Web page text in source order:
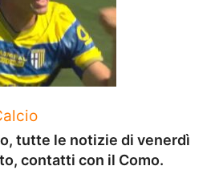
tutte le notizie di venerdì
contatti con il Como.